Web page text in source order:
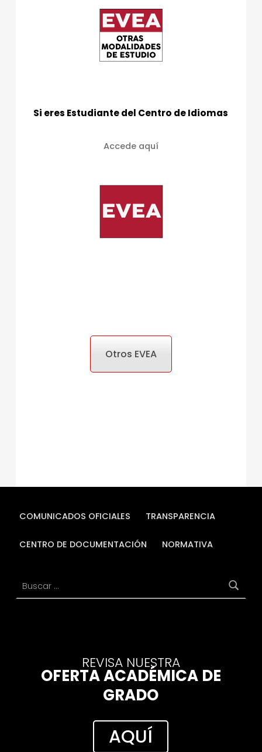
Si eres Estudiante del Centro de Idiomas
Accede aquí
Otros EVEA
COMUNICADOS OFICIALES TRANSPARENCIA
CENTRO DE DOCUMENTACIÓN NORMATIVA
REVISA NUESTRA
OFERTA ACADÉMICA DE
GRADO
AQUÍ